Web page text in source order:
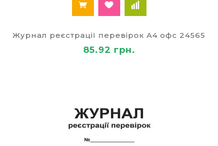
Журнал реєстрації перевірок А4 офс 24565
85.92 грн.